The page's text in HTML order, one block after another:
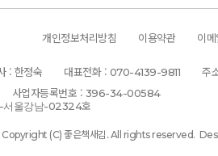
개인정보처리방침 이용약관 이
: 한정숙 대표전화 : 070-4139-9811 주
사업자등록번호 : 396-34-00584
울강남-02324호
Copyright (C) 좋은책새김.All rights reserved.